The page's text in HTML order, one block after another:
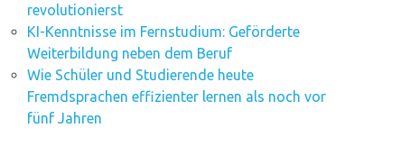
revolutionierst
KI-Kenntnisse im Fernstudium: Geförderte
Weiterbildung neben dem Beruf
Wie Schüler und Studierende heute
Fremdsprachen effizienter lernen als noch vor
fünf Jahren